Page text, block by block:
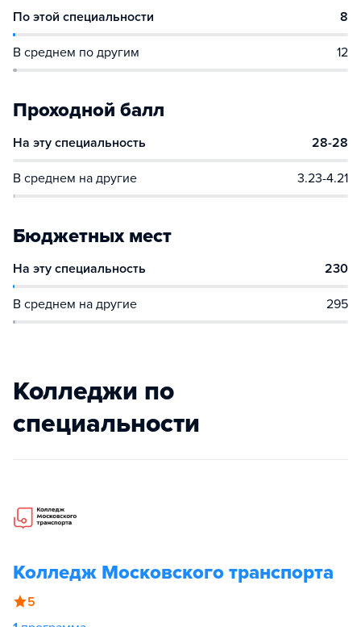
По этой специальности 8
В среднем по другим 12
Проходной балл
На эту специальность 28-28
В среднем на другие 3.23-4.21
Бюджетных мест
На эту специальность 230
В среднем на другие 295
Колледжи по
специальности
Колледж Московского транспорта
5